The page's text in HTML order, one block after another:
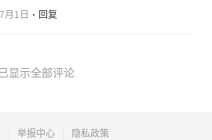
7月1日 回复
显示全部评论
举报中心 隐私政策